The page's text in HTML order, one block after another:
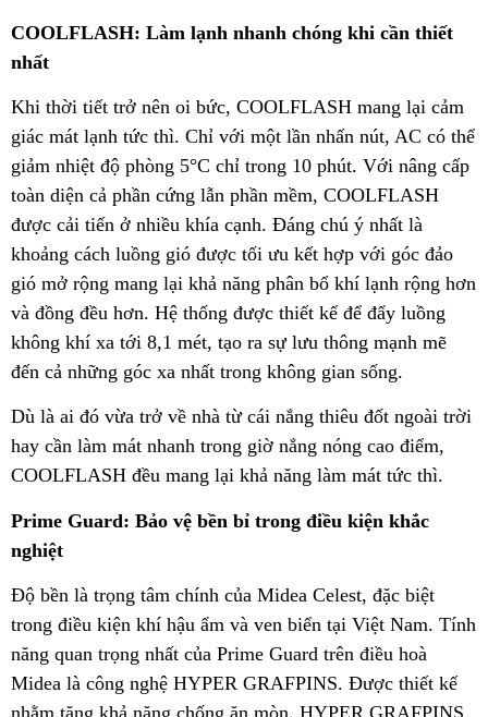
COOLFLASH: Làm lạnh nhanh chóng khi cần thiết
nhất
Khi thời tiết trở nên oi bức, COOLFLASH mang lại cảm
giác mát lạnh tức thì. Chỉ với một lần nhấn nút, AC có thể
giảm nhiệt độ phòng 5°C chỉ trong 10 phút. Với nâng cấp
toàn diện cả phần cứng lẫn phần mềm, COOLFLASH
được cải tiến ở nhiều khía cạnh. Đáng chú ý nhất là
khoảng cách luồng gió được tối ưu kết hợp với góc đảo
gió mở rộng mang lại khả năng phân bổ khí lạnh rộng hơn
và đồng đều hơn. Hệ thống được thiết kế để đẩy luồng
không khí xa tới 8,1 mét, tạo ra sự lưu thông mạnh mẽ
đến cả những góc xa nhất trong không gian sống.
Dù là ai đó vừa trở về nhà từ cái nắng thiêu đốt ngoài trời
hay cần làm mát nhanh trong giờ nắng nóng cao điểm,
COOLFLASH đều mang lại khả năng làm mát tức thì.
Prime Guard: Bảo vệ bền bỉ trong điều kiện khắc
nghiệt
Độ bền là trọng tâm chính của Midea Celest, đặc biệt
trong điều kiện khí hậu ẩm và ven biển tại Việt Nam. Tính
năng quan trọng nhất của Prime Guard trên điều hoà
Midea là công nghệ HYPER GRAFPINS. Được thiết kế